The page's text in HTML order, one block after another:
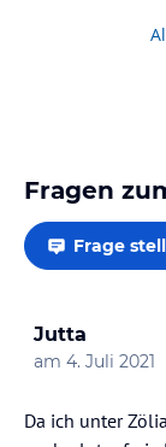
Fragen
Frage
Jutta
am 4. Juli 2021
Da ich unter